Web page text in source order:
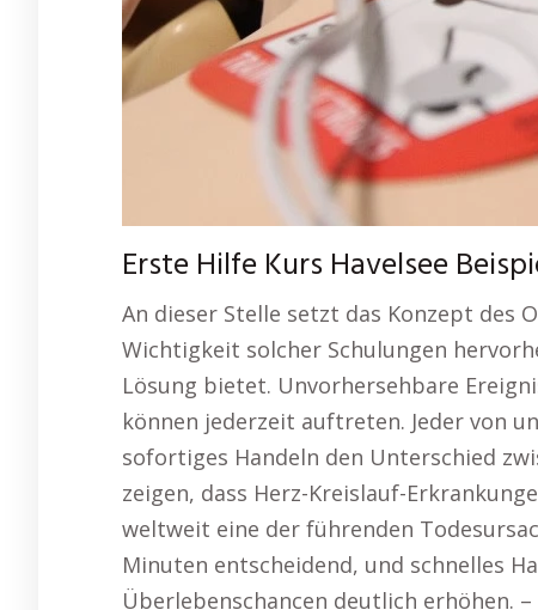
Erste Hilfe Kurs Havelsee
An dieser Stelle setzt das Konzept des
Wichtigkeit solcher Schulungen
Lösung bietet. Unvorhersehbare
können jederzeit auftreten. Jeder von
sofortiges Handeln den Unterschied
zeigen, dass Herz-Kreislauf-
weltweit eine der führenden
Minuten entscheidend, und schnelles
Überlebenschancen deutlich erhöhen. –